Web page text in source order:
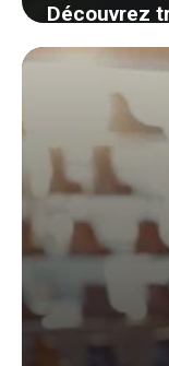
Découvrez
pour
guêpes cet
5 septembre 2024